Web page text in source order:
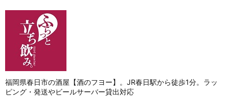
福岡県春日市の酒屋【酒のフヨー】。JR春日駅から徒歩1分。ラッ
ピング・発送やビールサーバー貸出対応